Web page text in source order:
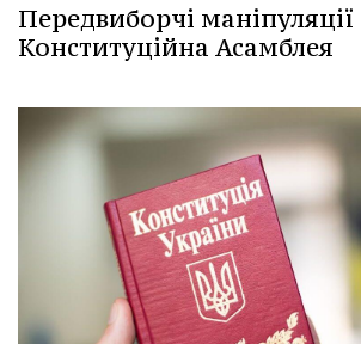
Передвиборчі маніпуляції
Конституційна Асамблея